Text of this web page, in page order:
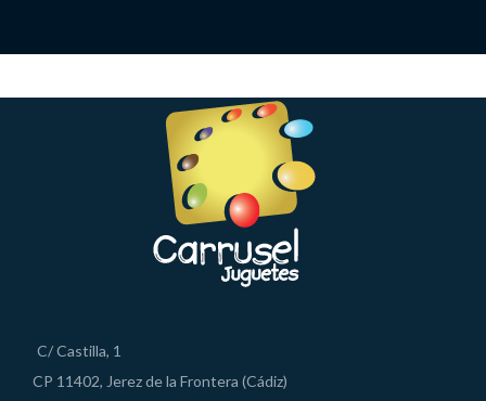
C/ Castilla, 1
CP 11402, Jerez de la Frontera (Cádiz)